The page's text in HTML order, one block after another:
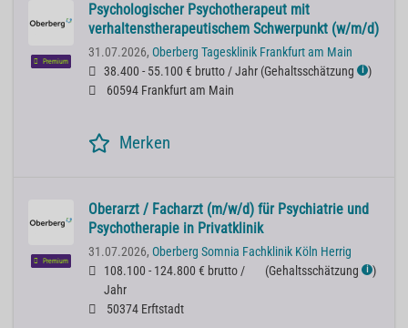
Premium
Psychologischer Psychotherapeut mit
verhaltenstherapeutischem Schwerpunkt (w/m/d)
31.07.2026, Oberberg Tagesklinik Frankfurt am Main
38.400 - 55.100 € brutto / Jahr (Gehaltsschätzung ℹ )
60594 Frankfurt am Main
Merken
Premium
Oberarzt / Facharzt (m/w/d) für Psychiatrie und
Psychotherapie in Privatklinik
31.07.2026, Oberberg Somnia Fachklinik Köln Herrig
108.100 - 124.800 € brutto /
Jahr
(Gehaltsschätzung ℹ )
50374 Erftstadt